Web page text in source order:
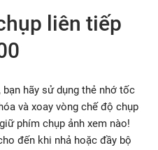
liên tiếp
hãy sử dụng thẻ nhớ tốc
và xoay vòng chế độ chụp
phím chụp ảnh xem nào!
đến khi nhả hoặc đầy bộ